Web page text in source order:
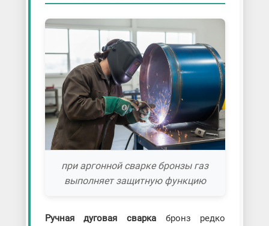
при аргонной сварке бронзы газ
выполняет защитную функцию
Ручная дуговая сварка бронз редко